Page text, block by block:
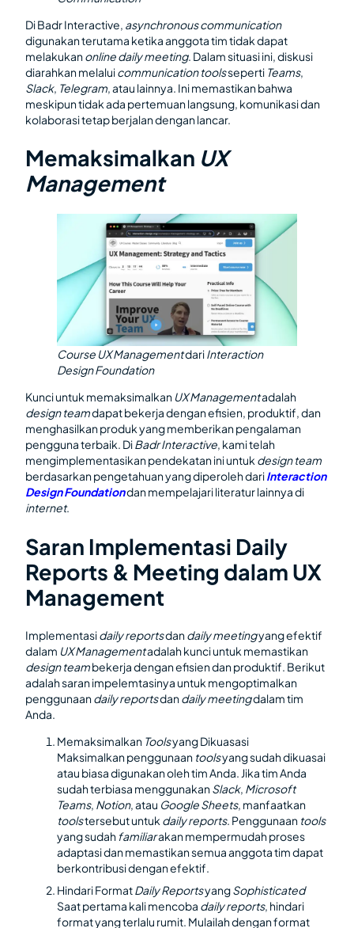
Di Badr Interactive, asynchronous communication
digunakan terutama ketika anggota tim tidak dapat
melakukanonline daily meeting. Dalam situasi ini, diskusi
diarahkan melaluicommunication toolsseperti Teams,
Slack, Telegram, atau lainnya. Ini memastikan bahwa
meskipun tidak ada pertemuan langsung, komunikasi dan
kolaborasi tetap berjalan dengan lancar.
Memaksimalkan UX
Management
Course UX ManagementdariInteraction
Design Foundation
Kunci untuk memaksimalkan UX Managementadalah
design teamdapat bekerja dengan efisien, produktif, dan
menghasilkan produk yang memberikan pengalaman
pengguna terbaik. DiBadr Interactive, kami telah
mengimplementasikan pendekatan ini untuk design team
berdasarkan pengetahuan yang diperoleh dariInteraction
Design Foundationdan mempelajari literatur lainnya di
internet.
Saran Implementasi Daily
Reports & Meeting dalam UX
Management
Implementasidaily reportsdandaily meetingyang efektif
dalam UX Managementadalah kunci untuk memastikan
design teambekerja dengan efisien dan produktif. Berikut
adalah saran impelemtasinya untuk mengoptimalkan
penggunaandaily reportsdandaily meetingdalam tim
Anda.
Memaksimalkan Toolsyang Dikuasasi
Maksimalkan penggunaan toolsyang sudah dikuasai
atau biasa digunakan oleh tim Anda. Jika tim Anda
sudah terbiasa menggunakanSlack, Microsoft
Teams, Notion, atau Google Sheets, manfaatkan
toolstersebut untuk daily reports. Penggunaan tools
yang sudah familiarakan mempermudah proses
adaptasi dan memastikan semua anggota tim dapat
berkontribusi dengan efektif.
Hindari FormatDaily ReportsyangSophisticated
Saat pertama kali mencoba daily reports, hindari
format yang terlalu rumit. Mulailah dengan format